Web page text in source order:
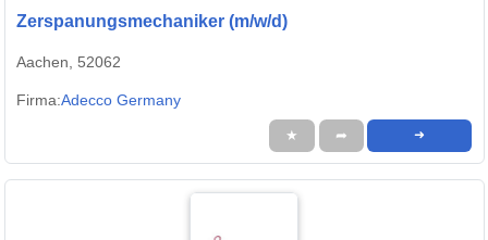
Zerspanungsmechaniker (m/w/d)
Aachen, 52062
Firma:Adecco Germany
★ ➦ ➜